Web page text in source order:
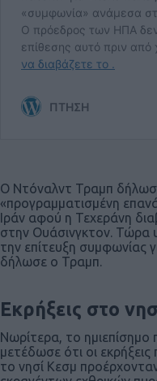
Ο Ντόναλντ Τραμπ
«προγραμματισμένη
Ιράν αφού η Τεχεράνη
στην Ουάσινγκτον. Τώρα
την επίτευξη συμφωνίας
δήλωσε ο Τραμπ.
Εκρήξεις στο
Νωρίτερα, το ημιεπίσημο
μετέδωσε ότι οι
το νησί Κεσμ